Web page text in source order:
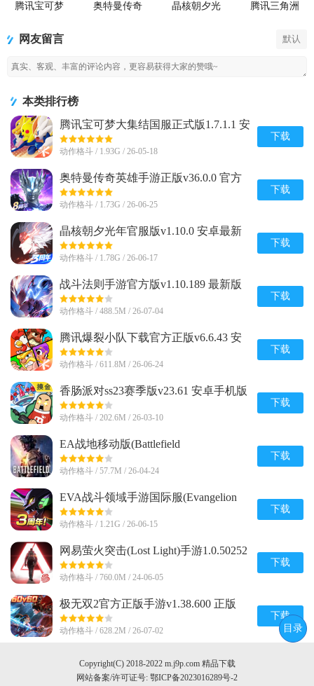
腾讯宝可梦
奥特曼传奇
晶核朝夕光
腾讯三角洲
网友留言 默认
本类排行榜
腾讯宝可梦大集结国服正式版1.7.1.1 安
卓手机版
动作格斗 / 1.93G / 26-05-18
下载
奥特曼传奇英雄手游正版v36.0.0 官方
最新版
动作格斗 / 1.73G / 26-06-25
下载
晶核朝夕光年官服版v1.10.0 安卓最新
版
动作格斗 / 1.78G / 26-06-17
下载
战斗法则手游官方版v1.10.189 最新版
动作格斗 / 488.5M / 26-07-04
下载
腾讯爆裂小队下载官方正版v6.6.43 安
卓最新版
动作格斗 / 611.8M / 26-06-24
下载
香肠派对ss23赛季版v23.61 安卓手机版
动作格斗 / 202.6M / 26-03-10
下载
EA战地移动版(Battlefield
Mobile)v0.10.0 官方正版
动作格斗 / 57.7M / 26-04-24
下载
EVA战斗领域手游国际服(Evangelion
Battlefields)v1.1.38 完整最新版
动作格斗 / 1.21G / 26-06-15
下载
网易萤火突击(Lost Light)手游1.0.50252
官方安卓正版
动作格斗 / 760.0M / 24-06-05
下载
极无双2官方正版手游v1.38.600 正版
动作格斗 / 628.2M / 26-07-02
下载
Copyright(C) 2018-2022 m.j9p.com 精品下载
网站备案/许可证号: 鄂ICP备2023016289号-2
目录